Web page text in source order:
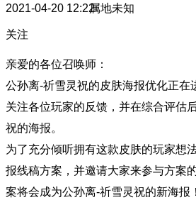
2021-04-20 12:22属地未知
关注
亲爱的各位召唤师：
公孙离-祈雪灵祝的皮肤海报优化正在
关注各位玩家的反馈，并在综合评估
祝的海报。
为了充分倾听拥有这款皮肤的玩家想
报线稿方案，并邀请大家来参与方案
案将会成为公孙离-祈雪灵祝的新海报！